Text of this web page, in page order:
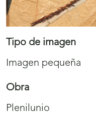
Tipo de imagen
Imagen pequeña
Obra
Plenilunio